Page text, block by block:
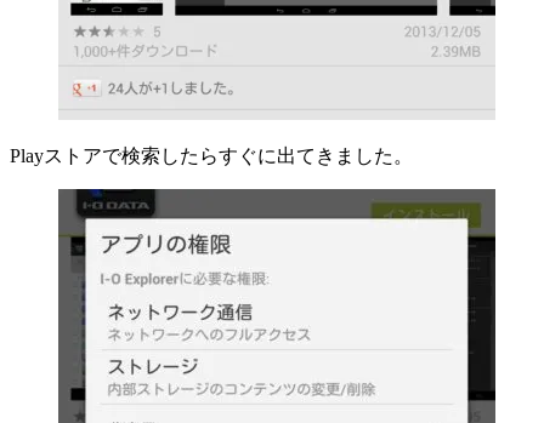
Playストアで検索したらすぐに出てきました。